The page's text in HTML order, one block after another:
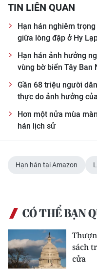
CHUYÊN ĐỀ
CÁC CHUYÊN TRANG
VỀ BÁO NHÂN DÂN
THỜI NAY
NHÂN DÂN CUỐI TUẦN
NHÂN DÂN HẰNG
ĐỌC BÁO IN
ENGLISH
中文
TIN LIÊN QUAN
Hạn hán nghiêm
giữa lòng đập ở Hy
Hạn hán ảnh hưởng
vùng bờ biển Tây Ban
Gần 68 triệu người
thực do ảnh hưởng
Hơn một nửa mùa
hán lịch sử
Hạn hán tại Amazon
CÓ THỂ BẠN
sách
cửa